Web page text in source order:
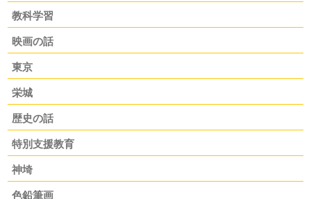
教科学習
映画の話
東京
栄城
歴史の話
特別支援教育
神埼
色鉛筆画